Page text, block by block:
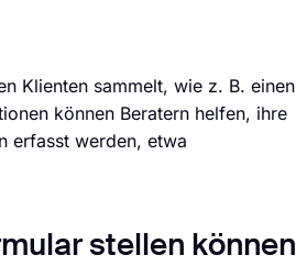
Klienten sammelt, wie z. B. einen
können Beratern helfen, ihre
erfasst werden, etwa
stellen können